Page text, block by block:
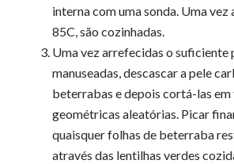
interna com uma sonda. Uma vez
85C, são cozinhadas.
Uma vez arrefecidas o suficiente
manuseadas, descascar a pele
beterrabas e depois cortá-las em
geométricas aleatórias. Picar
quaisquer folhas de beterraba
através das lentilhas verdes